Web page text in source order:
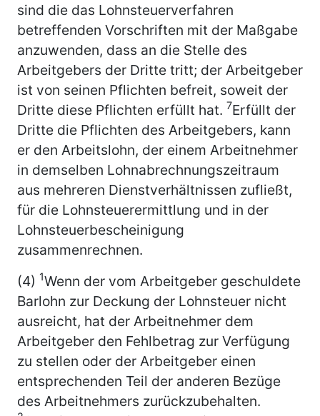
sind die das Lohnsteuerverfahren
betreffenden Vorschriften mit der Maßgabe
anzuwenden, dass an die Stelle des
Arbeitgebers der Dritte tritt; der Arbeitgeber
ist von seinen Pflichten befreit, soweit der
Dritte diese Pflichten erfüllt hat. 7Erfüllt der
Dritte die Pflichten des Arbeitgebers, kann
er den Arbeitslohn, der einem Arbeitnehmer
in demselben Lohnabrechnungszeitraum
aus mehreren Dienstverhältnissen zufließt,
für die Lohnsteuerermittlung und in der
Lohnsteuerbescheinigung
zusammenrechnen.
(4) 1Wenn der vom Arbeitgeber geschuldete
Barlohn zur Deckung der Lohnsteuer nicht
ausreicht, hat der Arbeitnehmer dem
Arbeitgeber den Fehlbetrag zur Verfügung
zu stellen oder der Arbeitgeber einen
entsprechenden Teil der anderen Bezüge
des Arbeitnehmers zurückzubehalten.